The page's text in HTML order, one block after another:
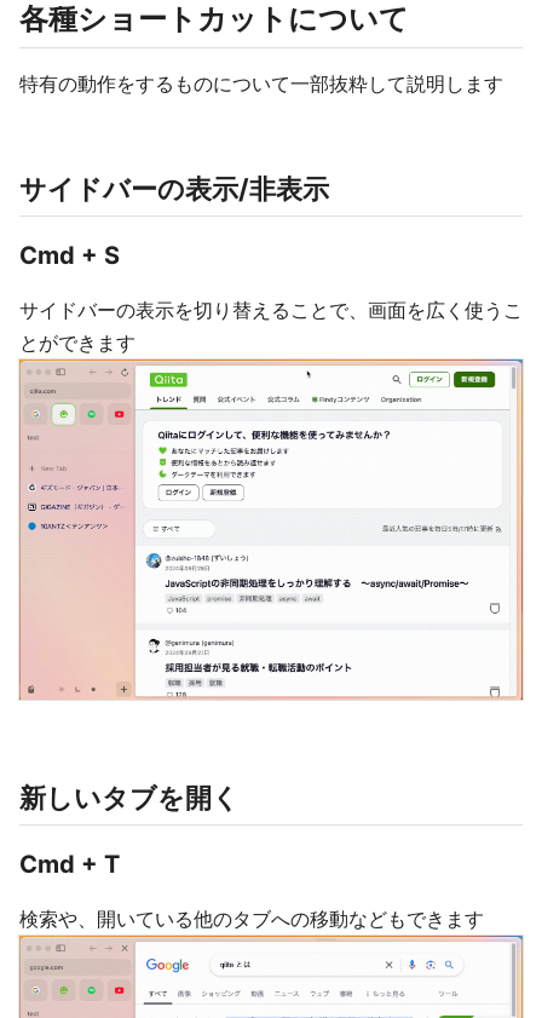
各種ショートカットについて
特有の動作をするものについて一部抜粋して説明します
サイドバーの表示/非表示
Cmd + S
サイドバーの表示を切り替えることで、画面を広く使うこ
とができます
新しいタブを開く
Cmd + T
検索や、開いている他のタブへの移動などもできます